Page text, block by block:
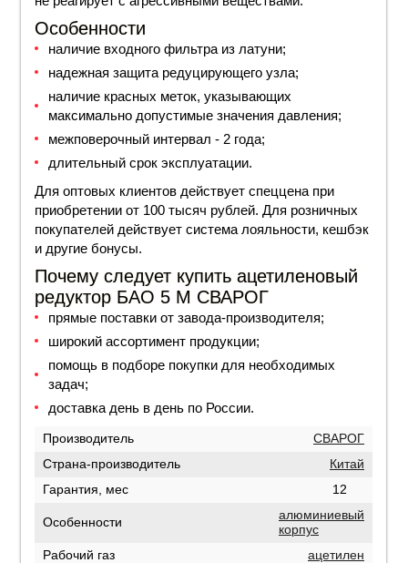
Особенности
наличие входного фильтра из латуни;
надежная защита редуцирующего узла;
наличие красных меток, указывающих
максимально допустимые значения давления;
межповерочный интервал - 2 года;
длительный срок эксплуатации.
Для оптовых клиентов действует спеццена при
приобретении от 100 тысяч рублей. Для розничных
покупателей действует система лояльности, кешбэк
и другие бонусы.
Почему следует купить ацетиленовый
редуктор БАО 5 М СВАРОГ
прямые поставки от завода-производителя;
широкий ассортимент продукции;
помощь в подборе покупки для необходимых
задач;
доставка день в день по России.
Производитель
СВАРОГ
Страна-производитель
Китай
Гарантия, мес
12
Особенности
алюминиевый
корпус
Рабочий газ
ацетилен